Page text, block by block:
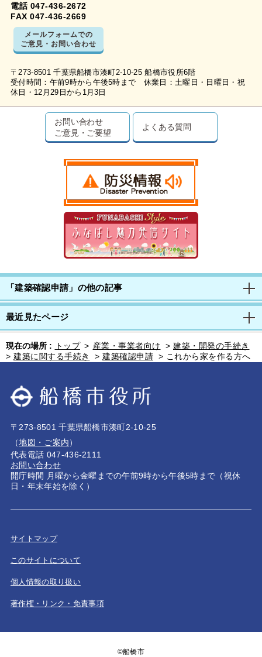
電話 047-436-2672
FAX 047-436-2669
メールフォームでの
ご意見・お問い合わせ
〒273-8501 千葉県船橋市湊町2-10-25 船橋市役所6階
受付時間：午前9時から午後5時まで 休業日：土曜日・日曜日・祝
休日・12月29日から1月3日
お問い合わせ
ご意見・ご要望
よくある質問
「建築確認申請」の他の記事
最近見たページ
現在の場所 : トップ > 産業・事業者向け > 建築・開発の手続き
> 建築に関する手続き > 建築確認申請 > これから家を作る方へ
〒273-8501 千葉県船橋市湊町2-10-25
（地図・ご案内）
代表電話 047-436-2111
お問い合わせ
開庁時間 月曜から金曜までの午前9時から午後5時まで（祝休
日・年末年始を除く）
サイトマップ
このサイトについて
個人情報の取り扱い
著作権・リンク・免責事項
©船橋市